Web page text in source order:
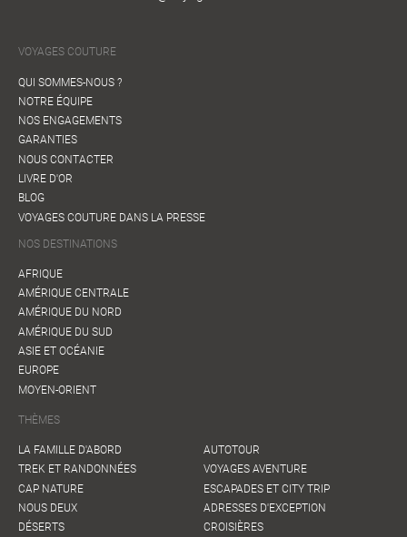
VOYAGES COUTURE
QUI SOMMES-NOUS ?
NOTRE ÉQUIPE
NOS ENGAGEMENTS
GARANTIES
NOUS CONTACTER
LIVRE D'OR
BLOG
VOYAGES COUTURE DANS LA PRESSE
NOS DESTINATIONS
AFRIQUE
AMÉRIQUE CENTRALE
AMÉRIQUE DU NORD
AMÉRIQUE DU SUD
ASIE ET OCÉANIE
EUROPE
MOYEN-ORIENT
THÈMES
LA FAMILLE D'ABORD
TREK ET RANDONNÉES
CAP NATURE
NOUS DEUX
DÉSERTS
AUTOTOUR
VOYAGES AVENTURE
ESCAPADES ET CITY TRIP
ADRESSES D'EXCEPTION
CROISIÈRES